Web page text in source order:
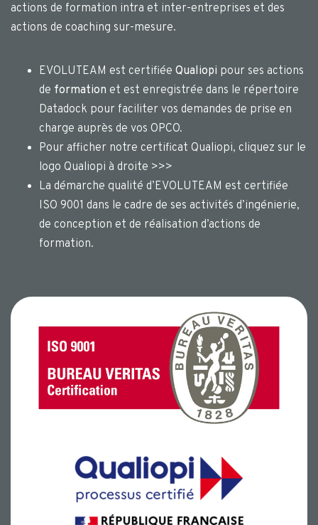
actions de formation intra et inter-entreprises et des
actions de coaching sur-mesure.
EVOLUTEAM est certifiée Qualiopi pour ses actions
de formation et est enregistrée dans le répertoire
Datadock pour faciliter vos demandes de prise en
charge auprès de vos OPCO.
Pour afficher notre certificat Qualiopi, cliquez sur le
logo Qualiopi à droite >>>
La démarche qualité d’EVOLUTEAM est certifiée
ISO 9001 dans le cadre de ses activités d’ingénierie,
de conception et de réalisation d’actions de
formation.